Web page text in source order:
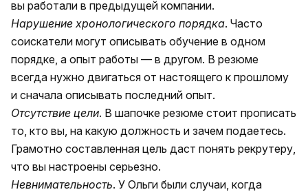
вы работали в предыдущей компании.
Нарушение хронологического порядка. Часто
соискатели могут описывать обучение в одном
порядке, а опыт работы — в другом. В резюме
всегда нужно двигаться от настоящего к прошлому
и сначала описывать последний опыт.
Отсутствие цели. В шапочке резюме стоит прописать
то, кто вы, на какую должность и зачем подаетесь.
Грамотно составленная цель даст понять рекрутеру,
что вы настроены серьезно.
Невнимательность. У Ольги были случаи, когда